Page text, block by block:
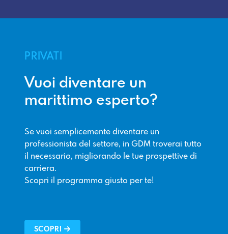
PRIVATI
Vuoi diventare un
marittimo esperto?
Se vuoi semplicemente diventare un
professionista del settore, in GDM troverai tutto
il necessario, migliorando le tue prospettive di
carriera.
Scopri il programma giusto per te!
SCOPRI